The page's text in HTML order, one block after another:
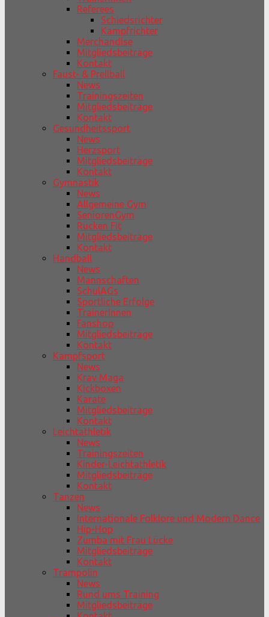
Referees
Schiedsrichter
Kampfrichter
Merchandise
Mitgliedsbeiträge
Kontakt
Faust- & Prellball
News
Trainingszeiten
Mitgliedsbeiträge
Kontakt
Gesundheitssport
News
Herzsport
Mitgliedsbeiträge
Kontakt
Gymnastik
News
Allgemeine Gym
SeniorenGym
Rücken Fit
Mitgliedsbeiträge
Kontakt
Handball
News
Mannschaften
SchulAGs
Sportliche Erfolge
TrainerInnen
Fanshop
Mitgliedsbeiträge
Kontakt
Kampfsport
News
Krav Maga
Kickboxen
Karate
Mitgliedsbeiträge
Kontakt
Leichtathletik
News
Trainingszeiten
Kinder-Leichtathletik
Mitgliedsbeiträge
Kontakt
Tanzen
News
Internationale Folklore und Modern Dance
Hip-Hop
Zumba mit Frau Lücke
Mitgliedsbeiträge
Kontakt
Trampolin
News
Rund ums Training
Mitgliedsbeiträge